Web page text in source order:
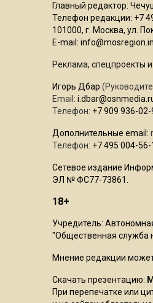
Главный редактор:
Телефон редакции: +7
101000, г. Москва, ул.
E-mail:
Реклама, спецпроекты
Игорь Дбар
Email:
Телефон: +7 909 936-02-
Дополнительные email:
Телефон: +7 495 004-56-
Сетевое издание
ЭЛ № ФС77-73861.
18+
Учредитель:
"Общественная служба
Мнение редакции
Скачать презентацию:
При перепечатке или